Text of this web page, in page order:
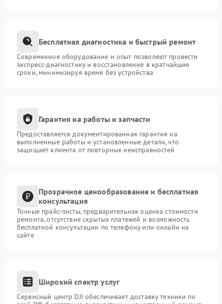
Бесплатная диагностика и быстрый ремонт
Современное оборудование и опыт позволяют провести
экспресс-диагностику и восстановление в кратчайшие
сроки, минимизируя время без устройства
Гарантия на работы и запчасти
Предоставляется документированная гарантия на
выполненные работы и установленные детали, что
защищает клиента от повторных неисправностей
Прозрачное ценообразование и бесплатная
консультация
Точные прайс-листы, предварительная оценка стоимости
ремонта, отсутствие скрытых платежей и возможность
бесплатной консультации по телефону или онлайн на
сайте
Широкий спектр услуг
Сервисный центр DJI обеспечивает доставку техники по